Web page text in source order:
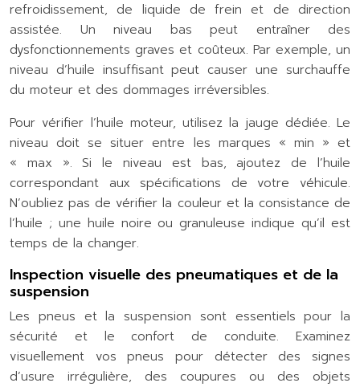
refroidissement, de liquide de frein et de direction
assistée. Un niveau bas peut entraîner des
dysfonctionnements graves et coûteux. Par exemple, un
niveau d’huile insuffisant peut causer une surchauffe
du moteur et des dommages irréversibles.
Pour vérifier l’huile moteur, utilisez la jauge dédiée. Le
niveau doit se situer entre les marques « min » et
« max ». Si le niveau est bas, ajoutez de l’huile
correspondant aux spécifications de votre véhicule.
N’oubliez pas de vérifier la couleur et la consistance de
l’huile ; une huile noire ou granuleuse indique qu’il est
temps de la changer.
Inspection visuelle des pneumatiques et de la
suspension
Les pneus et la suspension sont essentiels pour la
sécurité et le confort de conduite. Examinez
visuellement vos pneus pour détecter des signes
d’usure irrégulière, des coupures ou des objets